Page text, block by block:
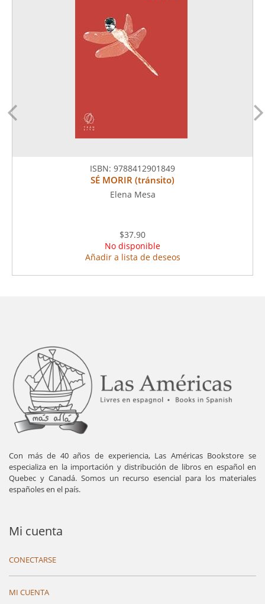
ISBN: 9788412901849
SÉ MORIR (tránsito)
Elena Mesa
$37.90
No disponible
Añadir a lista de deseos
Con más de 40 años de experiencia, Las Américas Bookstore se
especializa en la importación y distribución de libros en español en
Quebec y Canadá. Somos un recurso esencial para los materiales
españoles en el país.
Mi cuenta
CONECTARSE
MI CUENTA